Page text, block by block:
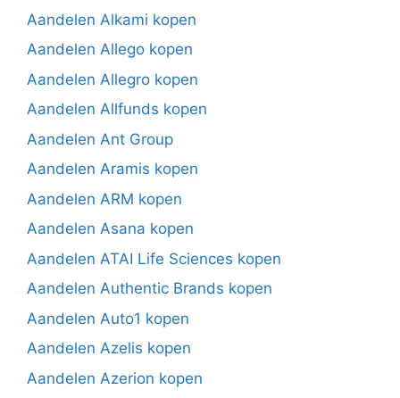
Aandelen Alkami kopen
Aandelen Allego kopen
Aandelen Allegro kopen
Aandelen Allfunds kopen
Aandelen Ant Group
Aandelen Aramis kopen
Aandelen ARM kopen
Aandelen Asana kopen
Aandelen ATAI Life Sciences kopen
Aandelen Authentic Brands kopen
Aandelen Auto1 kopen
Aandelen Azelis kopen
Aandelen Azerion kopen